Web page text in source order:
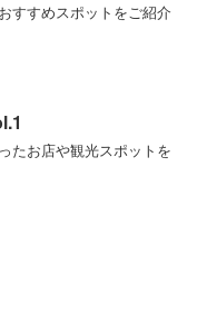
すすめスポットをご紹介
たお店や観光スポットを